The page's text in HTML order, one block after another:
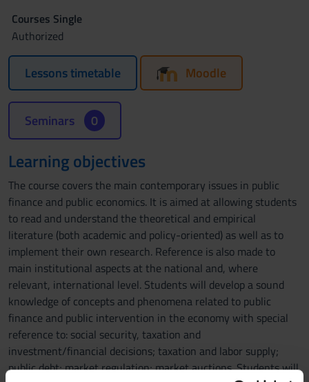
Courses Single
Authorized
Lessons timetable Moodle
Seminars 0
Learning objectives
The course covers the main contemporary issues in public
finance and public economics. It is aimed at allowing students
to read and understand the theoretical and empirical
literature (both academic and policy-oriented) as well as to
implement their own research. Reference is also made to
main institutional aspects at the national and, where
relevant, international level. Students will develop a sound
knowledge of concepts and phenomena related to public
finance and public intervention in the economy with special
reference to: social security, taxation and
investment/financial decisions; taxation and labor supply;
public debt; market regulation; market auctions. Students will